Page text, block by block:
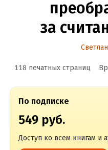
за
118 печатных страниц
По подписке
549 руб.
Доступ ко всем книгам и